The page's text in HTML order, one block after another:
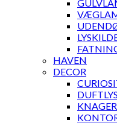
HAVEN
DECOR
DUFTLYS